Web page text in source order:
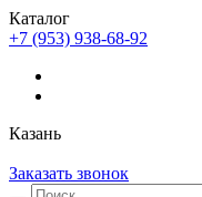
Каталог
+7 (953) 938-68-92
Казань
Заказать звонок